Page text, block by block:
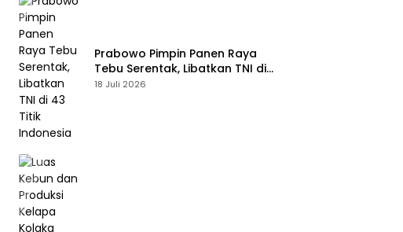
Prabowo Pimpin Panen Raya
Tebu Serentak, Libatkan TNI di
43 Titik Indonesia
18 Juli 2026